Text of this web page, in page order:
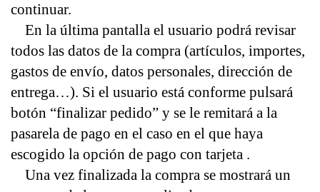
continuar.
En la última pantalla el usuario podrá revisar
todos las datos de la compra (artículos, importes,
gastos de envío, datos personales, dirección de
entrega…). Si el usuario está conforme pulsará
botón “finalizar pedido” y se le remitará a la
pasarela de pago en el caso en el que haya
escogido la opción de pago con tarjeta .
Una vez finalizada la compra se mostrará un